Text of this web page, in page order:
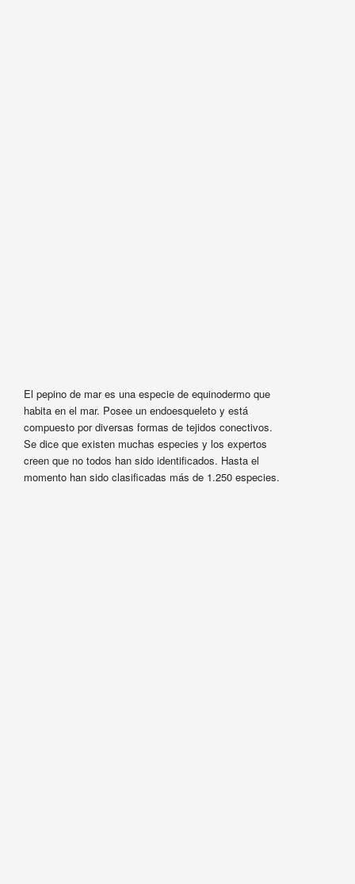
El pepino de mar es una especie de equinodermo que
habita en el mar. Posee un endoesqueleto y está
compuesto por diversas formas de tejidos conectivos.
Se dice que existen muchas especies y los expertos
creen que no todos han sido identificados. Hasta el
momento han sido clasificadas más de 1.250 especies.